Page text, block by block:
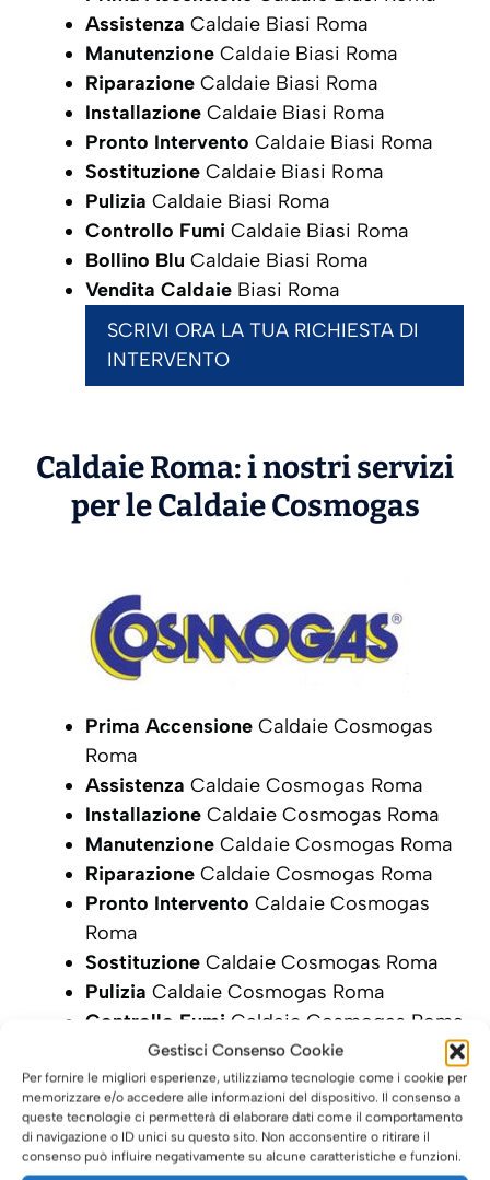
Gestisci Consenso Cookie
Per fornire le migliori esperienze, utilizziamo tecnologie come i cookie per
memorizzare e/o accedere alle informazioni del dispositivo. Il consenso a
queste tecnologie ci permetterà di elaborare dati come il comportamento
di navigazione o ID unici su questo sito. Non acconsentire o ritirare il
consenso può influire negativamente su alcune caratteristiche e funzioni.
Assistenza Caldaie Biasi Roma
Manutenzione Caldaie Biasi Roma
Riparazione Caldaie Biasi Roma
Installazione Caldaie Biasi Roma
Pronto Intervento Caldaie Biasi Roma
Sostituzione Caldaie Biasi Roma
Pulizia Caldaie Biasi Roma
Controllo Fumi Caldaie Biasi Roma
Bollino Blu Caldaie Biasi Roma
Vendita Caldaie Biasi Roma
SCRIVI ORA LA TUA RICHIESTA DI
INTERVENTO
Caldaie Roma: i nostri servizi
per le CaldaieCosmogas
Prima Accensione Caldaie Cosmogas
Roma
Assistenza Caldaie Cosmogas Roma
Installazione Caldaie Cosmogas Roma
Manutenzione Caldaie Cosmogas Roma
Riparazione Caldaie Cosmogas Roma
Pronto Intervento Caldaie Cosmogas
Roma
Sostituzione Caldaie Cosmogas Roma
Pulizia Caldaie Cosmogas Roma
Controllo Fumi Caldaie Cosmogas Roma
Bollino BluCaldaie Cosmogas Roma
Vendita CaldaieCosmogas Roma
Vendita CaldaieEdilkamin Roma
SCRIVI ORA LA TUA RICHIESTA DI